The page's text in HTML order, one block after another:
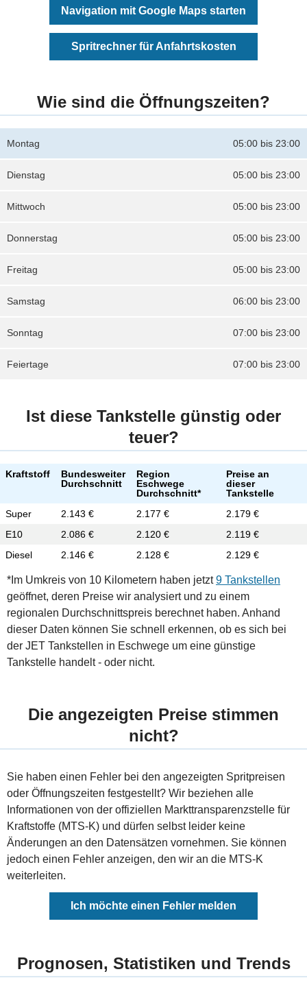
Navigation mit Google Maps starten
Spritrechner für Anfahrtskosten
Wie sind die Öffnungszeiten?
05:00 bis 23:00
Montag
05:00 bis 23:00
Dienstag
05:00 bis 23:00
Mittwoch
05:00 bis 23:00
Donnerstag
05:00 bis 23:00
Freitag
06:00 bis 23:00
Samstag
07:00 bis 23:00
Sonntag
07:00 bis 23:00
Feiertage
Ist diese Tankstelle günstig oder
teuer?
Kraftstoff
Bundesweiter
Durchschnitt
Region
Eschwege
Durchschnitt*
Preise an
dieser
Tankstelle
Super
2.143 € 2.177 €
2.179 €
E10
2.086 € 2.120 €
2.119 €
Diesel
2.146 € 2.128 € 2.129 €
*Im Umkreis von 10 Kilometern haben jetzt9 Tankstellen
geöffnet, deren Preise wir analysiert und zu einem
regionalen Durchschnittspreis berechnet haben. Anhand
dieser Daten können Sie schnell erkennen, ob es sich bei
der JET Tankstellen in Eschwege um eine günstige
Tankstelle handelt - oder nicht.
Die angezeigten Preise stimmen
nicht?
Sie haben einen Fehler bei den angezeigten Spritpreisen
oder Öffnungszeiten festgestellt? Wir beziehen alle
Informationen von der offiziellen Markttransparenzstelle für
Kraftstoffe (MTS-K) und dürfen selbst leider keine
Änderungen an den Datensätzen vornehmen. Sie können
jedoch einen Fehler anzeigen, den wir an die MTS-K
weiterleiten.
Ich möchte einen Fehler melden
Prognosen, Statistiken und Trends